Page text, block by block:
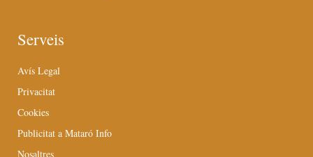
Serveis
Avís Legal
Privacitat
Cookies
Publicitat a Mataró Info
Nosaltres